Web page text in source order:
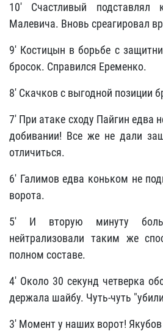
10' Счастливый
Малевича. Вновь среагировал
9' Костицын в борьбе с
бросок. Справился Еременко.
8' Скачков с выгодной позиции
7' При атаке сходу Пайгин едва
добивании! Все же не дали
отличиться.
6' Галимов едва коньком не
ворота.
5' И вторую минуту
нейтрализовали таким же
полном составе.
4' Около 30 секунд четверка
держала шайбу. Чуть-чуть
3' Момент у наших ворот! Якубов